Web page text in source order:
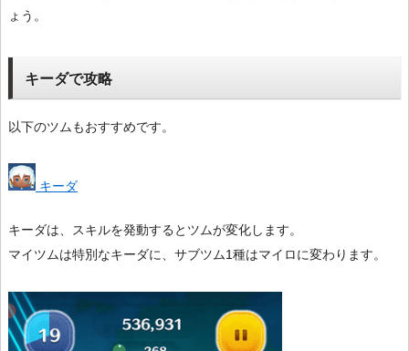
ょう。
キーダで攻略
以下のツムもおすすめです。
キーダ
キーダは、スキルを発動するとツムが変化します。
マイツムは特別なキーダに、サブツム1種はマイロに変わります。